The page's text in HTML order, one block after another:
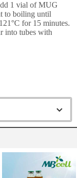
1 vial of MUG
to boiling until
°C for 15 minutes.
into tubes with